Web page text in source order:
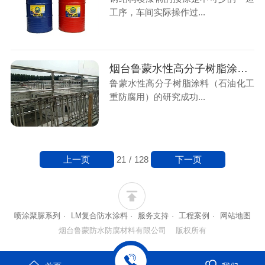
工序，车间实际操作过...
烟台鲁蒙水性高分子树脂涂料（石油化工重防腐用）可靠用得着
鲁蒙水性高分子树脂涂料（石油化工
重防腐用）的研究成功...
21 / 128
上一页 下一页
喷涂聚脲系列 · LM复合防水涂料 · 服务支持 · 工程案例 ·
网站地图
烟台鲁蒙防水防腐材料有限公司 版权所有